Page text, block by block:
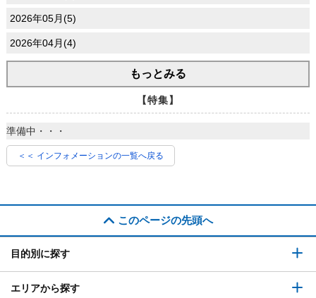
2026年05月(5)
2026年04月(4)
もっとみる
【特集】
準備中・・・
＜＜ インフォメーションの一覧へ戻る
このページの先頭へ
目的別に探す
エリアから探す